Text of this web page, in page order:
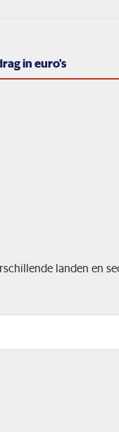
in euro's
landen en